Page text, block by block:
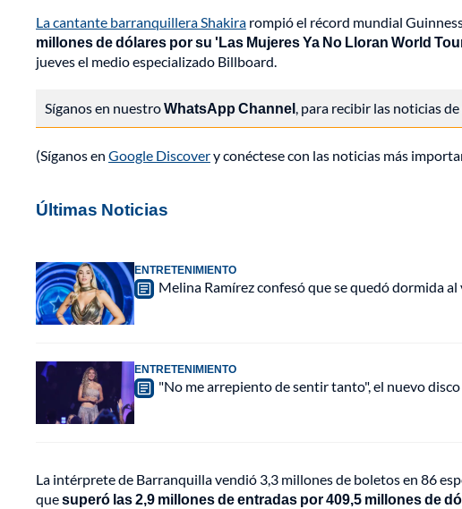
La cantante barranquillera Shakira rompió el récord mundial
millones de dólares por su 'Las Mujeres Ya No Lloran World
jueves el medio especializado Billboard.
Síganos en nuestroWhatsApp Channel, para recibir las noticias
(Síganos en Google Discovery conéctese con las noticias más
Últimas Noticias
ENTRETENIMIENTO
Melina Ramírez confesó que se quedó dormida
ENTRETENIMIENTO
"No me arrepiento de sentir tanto", el nuevo
La intérprete de Barranquilla vendió 3,3 millones de boletos en 86
quesuperó las 2,9 millones de entradas por 409,5 millones de